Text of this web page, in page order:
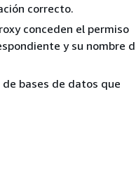
correcto.
conceden el permiso
y su nombre
bases de datos que